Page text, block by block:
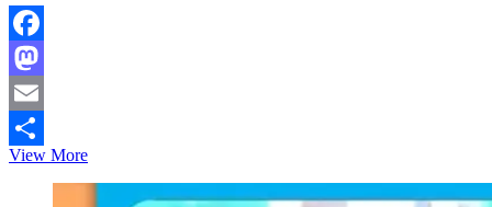
Facebook
Mastodon
Email
Share
View MoreBangladesh
Diplomats